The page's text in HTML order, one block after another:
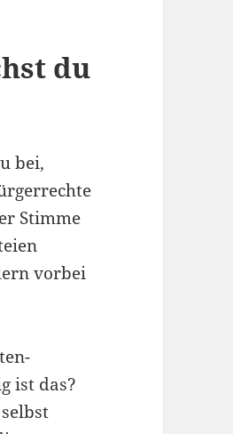
du
bei,
Stimme
vorbei
ist das?